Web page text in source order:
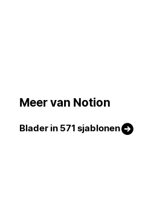
Meer van Notion
Blader in 571 sjablonen